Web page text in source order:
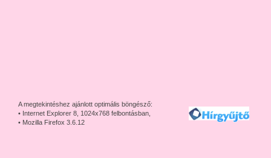
A megtekintéshez ajánlott optimális böngésző:
• Internet Explorer 8, 1024x768 felbontásban,
• Mozilla Firefox 3.6.12